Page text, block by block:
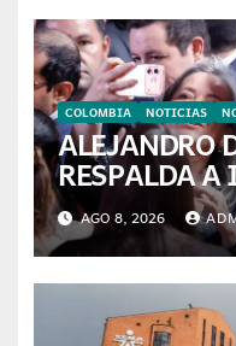
COLOMBIA NOTICIAS
ALEJANDRO
RESPALDA
CALI: «ES EL
FÚTBOL»
AGO 8, 2026